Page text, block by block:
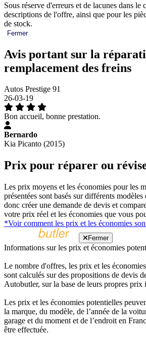
Sous réserve d'erreurs et de lacunes dans le
descriptions de l'offre, ainsi que pour les
de stock.
Fermer
Avis portant sur la
remplacement des freins
Autos Prestige 91
26-03-19
Bon accueil, bonne prestation.
Bernardo
Kia Picanto (2015)
Prix pour réparer ou
Les prix moyens et les économies pour les
présentées sont basés sur différents
donc créer une demande de devis et
votre prix réel et les économies que vous
*Voir comment les prix et les économies
Fermer
Informations sur les prix et économies
Le nombre d'offres, les prix et les
sont calculés sur des propositions de devis
Autobutler, sur la base de leurs propres prix
Les prix et les économies potentielles
la marque, du modèle, de l’année de la
garage et du moment et de l’endroit en
être effectuée.